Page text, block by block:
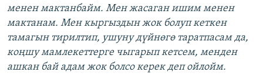
менен мактанбайм. Мен жасаган ишим менен
мактанам. Мен кыргыздын жок болуп кеткен
тамагын тирилтип, ушуну дүйнөгө таратпасам да,
коңшу мамлекеттерге чыгарып кетсем, менден
ашкан бай адам жок болсо керек деп ойлойм.